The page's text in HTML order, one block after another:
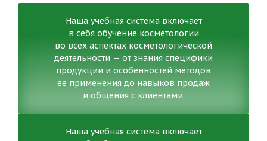
Наша учебная система включает
в себя обучение косметологии
во всех аспектах косметологической
деятельности — от знания специфики
продукции и особенностей методов
ее применения до навыков продаж
и общения с клиентами.
Наша учебная система включает